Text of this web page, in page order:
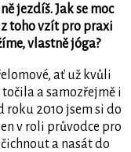
jezdíš. Jak se moc
toho vzít pro praxi
vlastně jóga?
ať už kvůli
a samozřejmě i
roku 2010 jsem si do
v roli průvodce pro
a nasát do